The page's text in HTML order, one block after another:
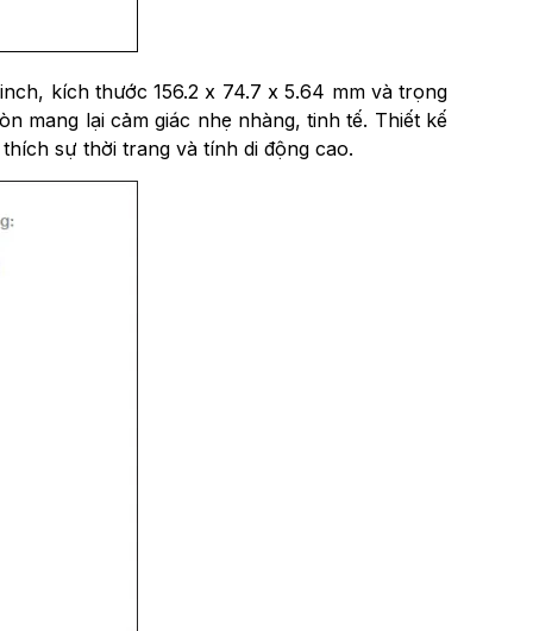
kích thước 156.2 x 74.7 x 5.64 mm và trọng
mang lại cảm giác nhẹ nhàng, tinh tế. Thiết kế
sự thời trang và tính di động cao.